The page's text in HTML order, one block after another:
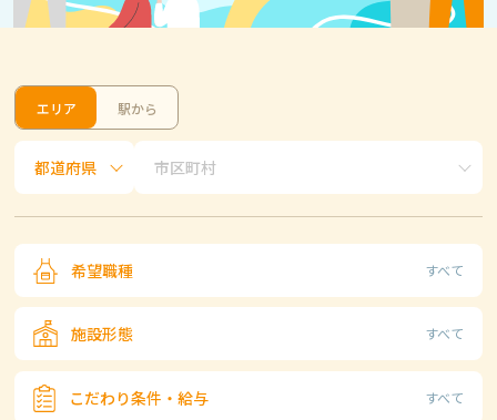
エリア 駅から
希望職種 すべて
施設形態 すべて
こだわり条件・給与 すべて